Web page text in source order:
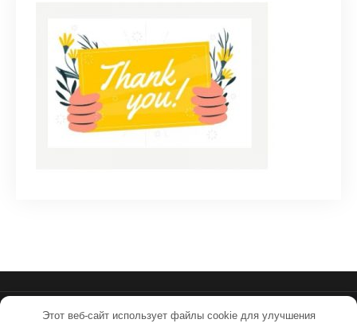
ssmpkuv.ru - Работает на WordPress
Этот веб-сайт использует файлы cookie для улучшения